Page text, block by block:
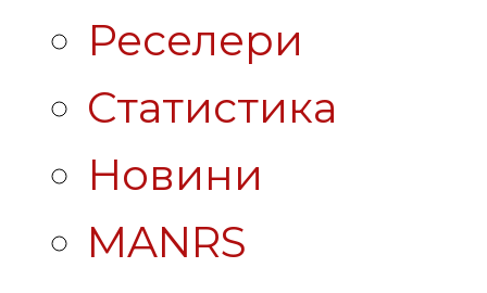
Реселери
Статистика
Новини
MANRS